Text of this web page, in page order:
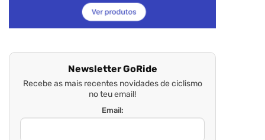
Newsletter GoRide
Recebe as mais recentes novidades de ciclismo
no teu email!
Email: